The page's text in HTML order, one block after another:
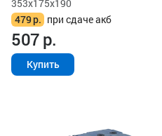
353x175x190
479р. при сдаче акб
507р.
Купить